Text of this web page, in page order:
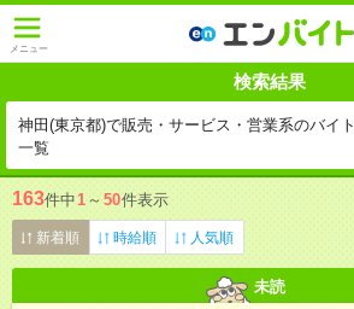
メニュー
検索結果
神田(東京都)で販売・サービス・営業系のバイト
一覧
163件中1 ～ 50件表示
新着順 時給順 人気順
未読